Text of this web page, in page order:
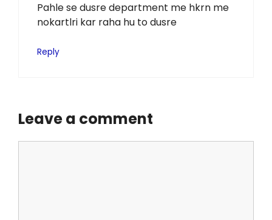
Pahle se dusre department me hkrn me
nokartlri kar raha hu to dusre
Reply
Leave a comment